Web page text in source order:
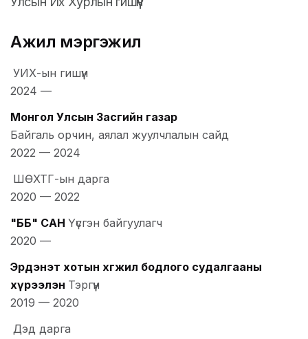
Ажил мэргэжил
УИХ-ын гишүүн
2024 —
Монгол Улсын Засгийн газар
Байгаль орчин, аялал жуулчлалын сайд
2022 — 2024
ШӨХТГ-ын дарга
2020 — 2022
"ББ" САН Үүсгэн байгуулагч
2020 —
Эрдэнэт хотын хөгжил бодлого судалгааны
хүрээлэн Тэргүүн
2019 — 2020
Дэд дарга